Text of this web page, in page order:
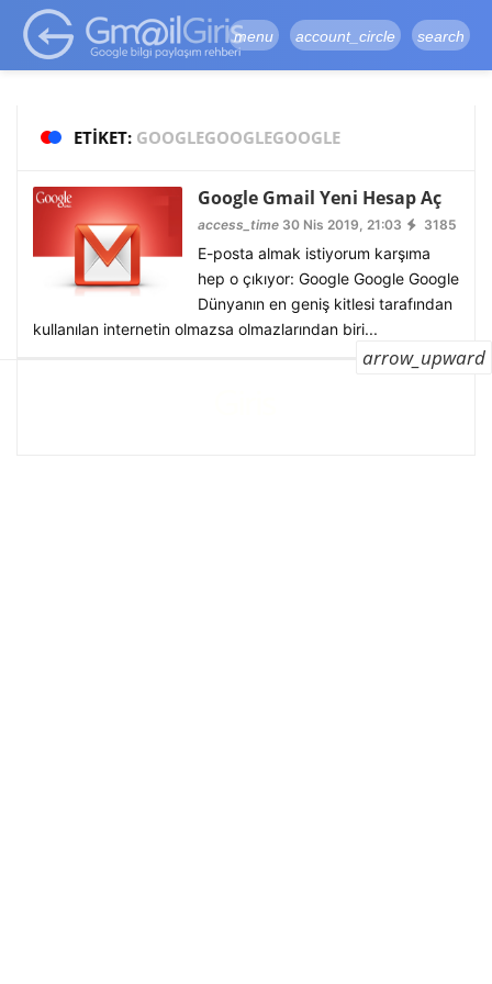
google-site-
verification=vqSI0upH550kabR5X8xpjMYieaXmuBueYgCJBW3uetM
menu account_circle search
ETIKET: GOOGLEGOOGLEGOOGLE
Google Gmail Yeni Hesap Aç
access_time30 Nis 2019, 21:03 3185
E-posta almak istiyorum karşıma
hep o çıkıyor: Google Google Google
Dünyanın en geniş kitlesi tarafından
kullanılan internetin olmazsa olmazlarından biri...
arrow_upward